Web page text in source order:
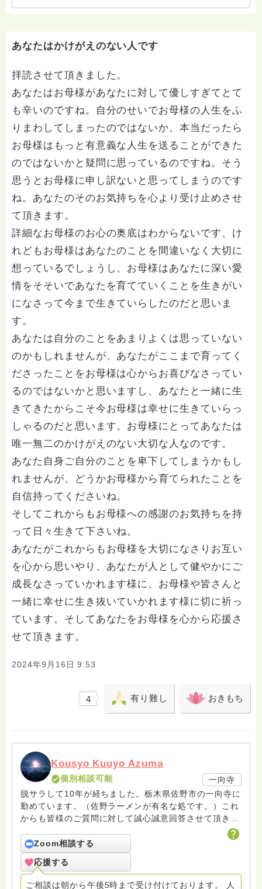
いて、あなたに向き合っています。 ですので、過去の
いします。 ※個別相談は、hasunohaオンライン相談よ
受け付けておりません。また夜中や早朝の電話もご遠慮
ください。 法務を優先させてください。
あなたはかけがえのない人です
拝読させて頂きました。
あなたはお母様があなたに対して優しすぎてとて
も辛いのですね。自分のせいでお母様の人生をふ
りまわしてしまったのではないか、本当だったら
お母様はもっと有意義な人生を送ることができた
のではないかと疑問に思っているのですね。そう
思うとお母様に申し訳ないと思ってしまうのです
ね。あなたのそのお気持ちを心より受け止めさせ
て頂きます。
詳細なお母様のお心の奥底はわからないです、け
れどもお母様はあなたのことを間違いなく大切に
想っているでしょうし、お母様はあなたに深い愛
情をそそいであなたを育てていくことを生きがい
になさって今まで生きていらしたのだと思いま
す。
あなたは自分のことをあまりよくは思っていない
のかもしれませんが、あなたがここまで育ってく
ださったことをお母様は心からお喜びなさってい
るのではないかと思いますし、あなたと一緒に生
きてきたからこそ今お母様は幸せに生きていらっ
しゃるのだと思います。お母様にとってあなたは
唯一無二のかけがえのない大切な人なのです。
あなた自身ご自分のことを卑下してしまうかもし
れませんが、どうかお母様から育てられたことを
自信持ってくださいね。
そしてこれからもお母様への感謝のお気持ちを持
って日々生きて下さいね。
あなたがこれからもお母様を大切になさりお互い
を心から思いやり、あなたが人として健やかにご
成長なさっていかれます様に、お母様や皆さんと
一緒に幸せに生き抜いていかれます様に切に祈っ
ています。そしてあなたをお母様を心から応援さ
せて頂きます。
2024年9月16日 9:53
4 有り難し おきもち
Kousyo Kuuyo Azuma
個別相談可能
一向寺
脱サラして10年が経ちました。栃木県佐野市の一向寺に
勤めています。（佐野ラーメンが有名な処です。）これ
からも皆様のご質問に対して誠心誠意回答させて頂きた
いと存じます。まだまだ修行中の身ですので至らぬ点あ
ろうかとは存じますが共に精進して参りましょうね。お
寺にもお気軽に遊びに来てください。
Zoom相談する
応援する
ご相談は朝から午後5時まで受け付けております。 人